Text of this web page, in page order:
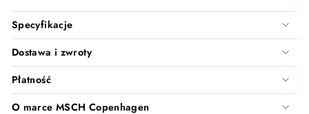
Specyfikacje
Dostawa i zwroty
Płatność
O marce MSCH Copenhagen
Wonderskin
Zarkoperfume